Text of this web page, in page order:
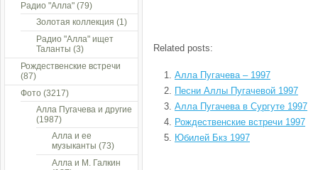
Related posts:
Алла Пугачева – 1997
Песни Аллы Пугачевой 1997
Алла Пугачева в Сургуте 1997
Рождественские встречи 1997
Юбилей Бкз 1997
Радио "Алла" (79)
Золотая коллекция (1)
Радио "Алла" ищет
Таланты (3)
Рождественские встречи
(87)
Фото (3217)
Алла Пугачева и другие
(1987)
Алла и ее
музыканты (73)
Алла и М. Галкин